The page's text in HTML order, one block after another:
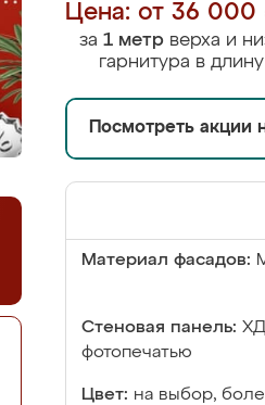
Цена: от 36 000
за 1 метр верха и
гарнитура в длину
Посмотреть акции
Материал фасадов:
Стеновая панель:
фотопечатью
Цвет: на выбор,